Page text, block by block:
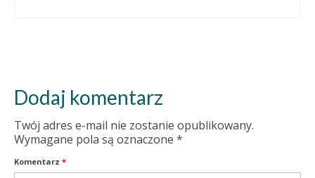
Dodaj komentarz
Twój adres e-mail nie zostanie opublikowany.
Wymagane pola są oznaczone *
Komentarz *